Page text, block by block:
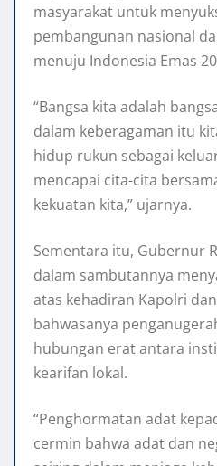
masyarakat untuk
pembangunan nasional
menuju Indonesia Emas
“Bangsa kita adalah
dalam keberagaman itu
hidup rukun sebagai
mencapai cita-cita
kekuatan kita,” ujarnya.
Sementara itu, Gubernur
dalam sambutannya
atas kehadiran Kapolri
bahwasanya
hubungan erat antara
kearifan lokal.
“Penghormatan adat
cermin bahwa adat dan